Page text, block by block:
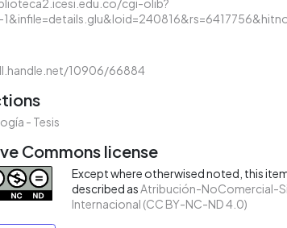
10906/66884
- Tesis
Commons license
Except where otherwised noted, this
described as Atribución-NoComercial-
Internacional (CC BY-NC-ND 4.0)